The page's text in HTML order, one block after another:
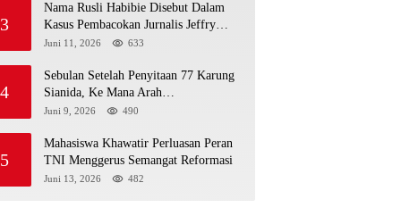
3
Nama Rusli Habibie Disebut Dalam
Kasus Pembacokan Jurnalis Jeffry
Rumampuk
Juni 11, 2026 633
4
Sebulan Setelah Penyitaan 77 Karung
Sianida, Ke Mana Arah
Penyidikannya?
Juni 9, 2026 490
5
Mahasiswa Khawatir Perluasan Peran
TNI Menggerus Semangat Reformasi
Juni 13, 2026 482